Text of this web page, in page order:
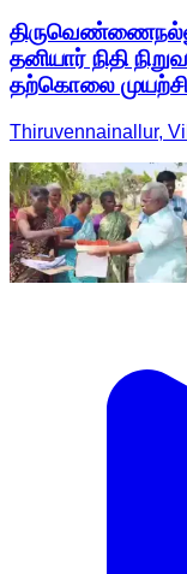
தனியார் நிதி
தற்கொலை
Thiruvennainallur,